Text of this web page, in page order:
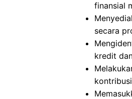
finansial
secara
kredit